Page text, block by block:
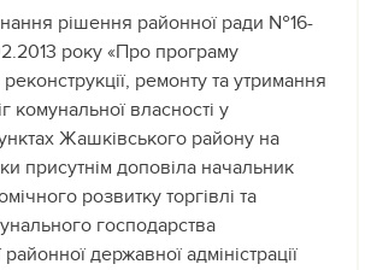
рішення районної ради №16-
року «Про програму
ремонту та утримання
комунальної власності у
Жашківського району на
присутнім доповіла начальник
розвитку торгівлі та
господарства
державної адміністрації